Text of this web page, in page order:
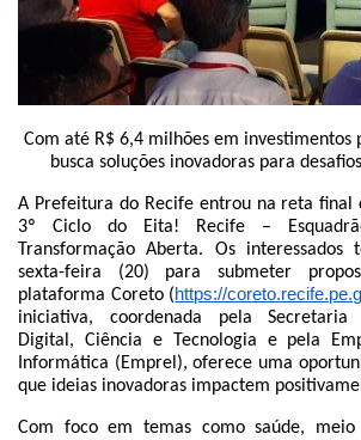
CONSULTA
PLR
SERVIÇOS
PGDE - PROGRAMA DE
DESEMPENHO DOS
AFASTAMENTOS DOS
CAPACITAÇÃO
EVENTOS DA EMPREL
PPP - PERFIL
PREVIDENCIÁRIO
PROGRAMA QUALIDADE DE
PROGRAMA DE ESTAGIÁRIO
SAÚDE DO TRABALHADOR
PGDE 2022
PGDE 2023
PGDE 2024
Com até R$ 6,4 milhões em investimentos
busca soluções inovadoras para
A Prefeitura do Recife entrou na reta final
3º Ciclo do Eita! Recife –
Transformação Aberta. Os
sexta-feira (20) para submeter
plataforma Coreto (https://
iniciativa, coordenada pela Secretaria
Digital, Ciência e Tecnologia e pela
Informática (Emprel), oferece uma
que ideias inovadoras impactem
Com foco em temas como saúde, meio